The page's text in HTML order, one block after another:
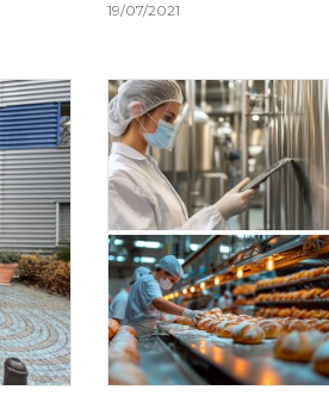
19/07/2021